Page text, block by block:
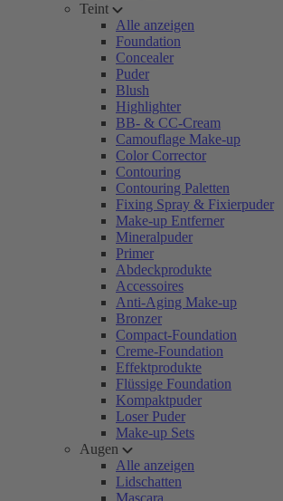
Teint
Alle anzeigen
Foundation
Concealer
Puder
Blush
Highlighter
BB- & CC-Cream
Camouflage Make-up
Color Corrector
Contouring
Contouring Paletten
Fixing Spray & Fixierpuder
Make-up Entferner
Mineralpuder
Primer
Abdeckprodukte
Accessoires
Anti-Aging Make-up
Bronzer
Compact-Foundation
Creme-Foundation
Effektprodukte
Flüssige Foundation
Kompaktpuder
Loser Puder
Make-up Sets
Augen
Alle anzeigen
Lidschatten
Mascara